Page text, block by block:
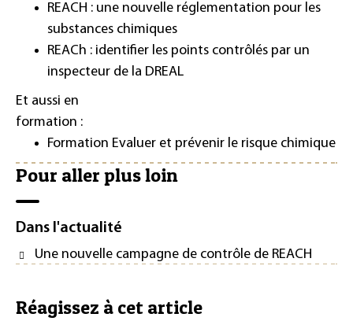
REACH : une nouvelle réglementation pour les
substances chimiques
REACh : identifier les points contrôlés par un
inspecteur de la DREAL
Et aussi en
formation :
Formation Evaluer et prévenir le risque chimique
Pour aller plus loin
Dans l'actualité
Une nouvelle campagne de contrôle de REACH
Réagissez à cet article